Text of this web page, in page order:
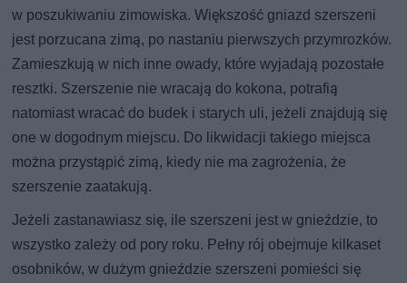
w poszukiwaniu zimowiska. Większość gniazd szerszeni
jest porzucana zimą, po nastaniu pierwszych przymrozków.
Zamieszkują w nich inne owady, które wyjadają pozostałe
resztki. Szerszenie nie wracają do kokona, potrafią
natomiast wracać do budek i starych uli, jeżeli znajdują się
one w dogodnym miejscu. Do likwidacji takiego miejsca
można przystąpić zimą, kiedy nie ma zagrożenia, że
szerszenie zaatakują.
Jeżeli zastanawiasz się, ile szerszeni jest w gnieździe, to
wszystko zależy od pory roku. Pełny rój obejmuje kilkaset
osobników, w dużym gnieździe szerszeni pomieści się